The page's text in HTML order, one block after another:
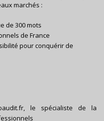
marchés :
de 300 mots
de France
pour conquérir de
, le spécialiste de la